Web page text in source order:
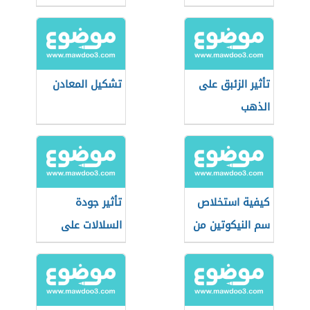
تأثير الزئبق على
الذهب
تشكيل المعادن
كيفية استخلاص
سم النيكوتين من
التبغ
تأثير جودة
السلالات على
الإنتاج الحيواني